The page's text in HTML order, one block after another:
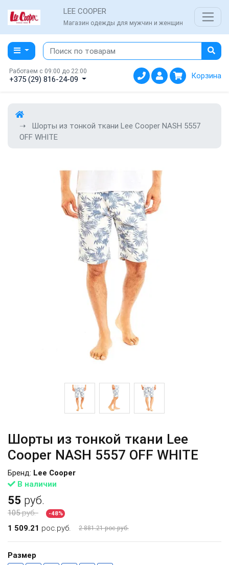
LEE COOPER
Магазин одежды для мужчин и женщин
Работаем с 09:00 до 22:00
+375 (29) 816-24-09 Корзина
Шорты из тонкой ткани Lee Cooper NASH 5557
OFF WHITE
Шорты из тонкой ткани Lee
Cooper NASH 5557 OFF WHITE
В наличии
Бренд: Lee Cooper
55 руб.
105руб. -48%
1 509.21 рос.руб. 2 881.21 рос.руб.
Размер